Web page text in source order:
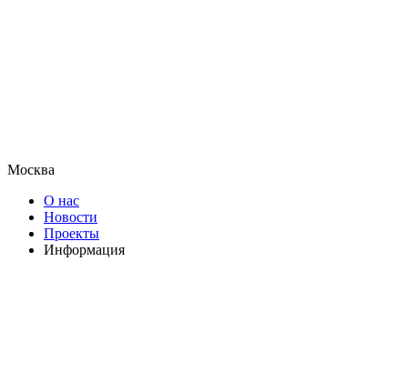
Москва
О нас
Новости
Проекты
Информация